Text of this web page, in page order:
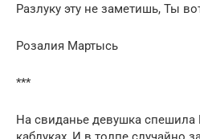
Разлуку эту не заметишь, Ты
Розалия Мартысь
***
На свиданье дeвушка cпешила